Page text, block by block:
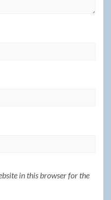
in this browser for the